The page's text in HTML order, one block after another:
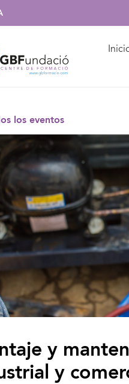
los eventos
y
y